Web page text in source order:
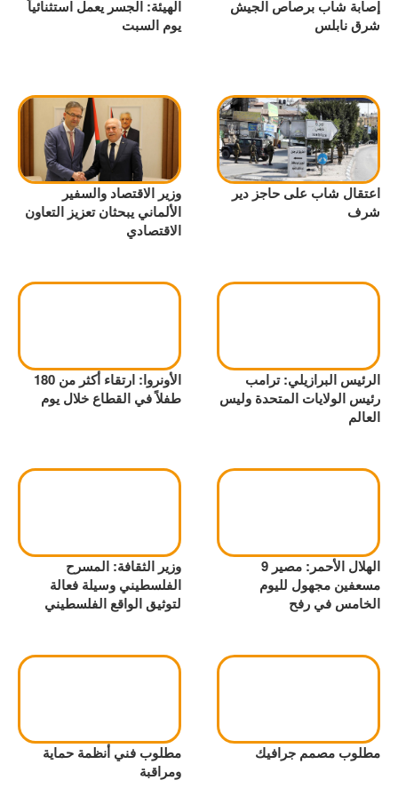
إصابة شاب برصاص الجيش
شرق نابلس
الهيئة: الجسر يعمل استثنائياً
يوم السبت
اعتقال شاب على حاجز دير
شرف
وزير الاقتصاد والسفير
الألماني يبحثان تعزيز التعاون
الاقتصادي
الرئيس البرازيلي: ترامب
رئيس الولايات المتحدة وليس
العالم
الأونروا: ارتقاء أكثر من 180
طفلاً في القطاع خلال يوم
الهلال الأحمر: مصير 9
مسعفين مجهول لليوم
الخامس في رفح
وزير الثقافة: المسرح
الفلسطيني وسيلة فعالة
لتوثيق الواقع الفلسطيني
مطلوب مصمم جرافيك
مطلوب فني أنظمة حماية
ومراقبة